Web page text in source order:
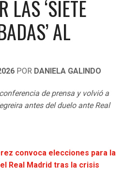
LAS ‘SIETE
AL
POR DANIELA GALINDO
de prensa y volvió a
antes del duelo ante Real
convoca elecciones para la
Real Madrid tras la crisis